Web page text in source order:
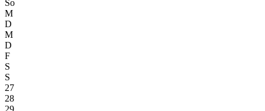
So
M
D
M
D
F
S
S
27
28
29